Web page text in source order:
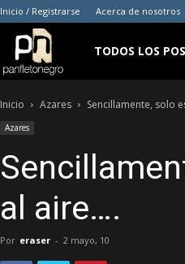
Inicio / Registrarse Acerca de nosotros
panfletonegro
TODOS LOS
Inicio Azares Sencillamente, solo
Azares
al aire….
Por eraser - 2 mayo, 10